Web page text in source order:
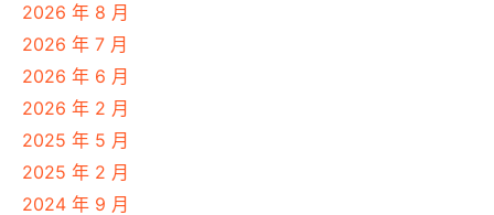
2026 年 8 月
2026 年 7 月
2026 年 6 月
2026 年 2 月
2025 年 5 月
2025 年 2 月
2024 年 9 月